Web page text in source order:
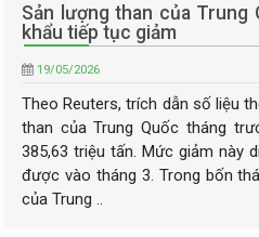
Sản lượng than của Trung
khẩu tiếp tục giảm
19/05/2026
Theo Reuters, trích dẫn số liệu
than của Trung Quốc tháng
385,63 triệu tấn. Mức giảm này
được vào tháng 3. Trong bốn
của Trung ..